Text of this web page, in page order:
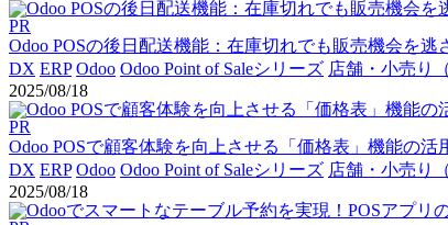
PR
Odoo POSの後日配送機能：在庫切れでも販売機会を逃
DX ERP Odoo Odoo Point of Saleシリーズ 店舗・小売り
2025/08/18
PR
Odoo POSで顧客体験を向上させる「価格表」機能の活
DX ERP Odoo Odoo Point of Saleシリーズ 店舗・小売り
2025/08/18